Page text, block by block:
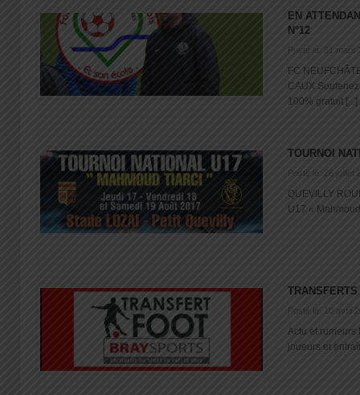
EN
N°12
Posté le: 31 mars
FC
CAUX
100% gratuit [...]
TOURNOI
Posté le: 26 juillet
QUEVILLY
U17 «
TRANSFERTS
Posté le: 10 avril
Actu et rumeurs
joueurs et